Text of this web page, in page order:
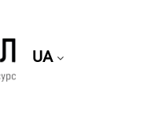
UA